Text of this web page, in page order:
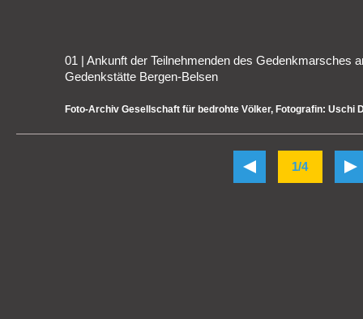
01 | Ankunft der Teilnehmenden des Gedenkmarsches
Gedenkstätte Bergen-Belsen
Foto-Archiv Gesellschaft für bedrohte Völker, Fotografin: Uschi
1/4